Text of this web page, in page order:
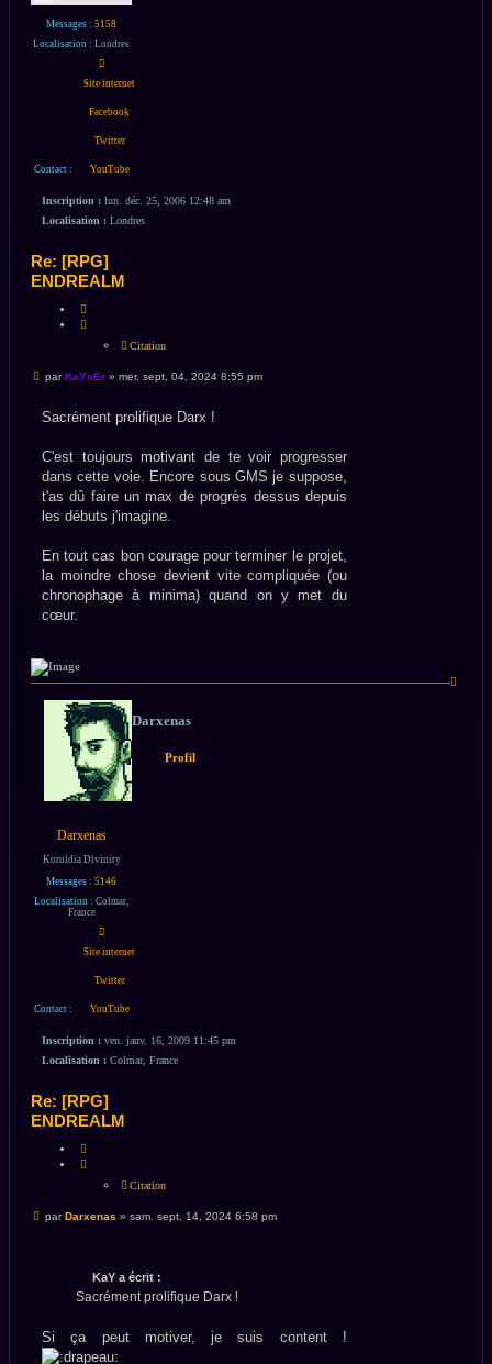
Messages : 5158
Localisation : Londres
Contact :
Site internet
Facebook
Twitter
YouTube
Inscription : lun. déc. 25, 2006 12:48 am
Localisation : Londres
Re: [RPG]
ENDREALM
Citation
Message
parKaYsEr » mer. sept. 04, 2024 8:55 pm
Sacrément prolifique Darx !
C'est toujours motivant de te voir progresser
dans cette voie. Encore sous GMS je suppose,
t'as dû faire un max de progrès dessus depuis
les débuts j'imagine.
En tout cas bon courage pour terminer le projet,
la moindre chose devient vite compliquée (ou
chronophage à minima) quand on y met du
cœur.
Darxenas
Koruldia Divinity
Messages : 5146
Localisation : Colmar,
France
Contact :
Site internet
Twitter
YouTube
Darxenas
Profil
Inscription : ven. janv. 16, 2009 11:45 pm
Localisation : Colmar, France
Re: [RPG]
ENDREALM
Citation
Message
parDarxenas » sam. sept. 14, 2024 6:58 pm
KaY a écrit :
Sacrément prolifique Darx !
Si ça peut motiver, je suis content !